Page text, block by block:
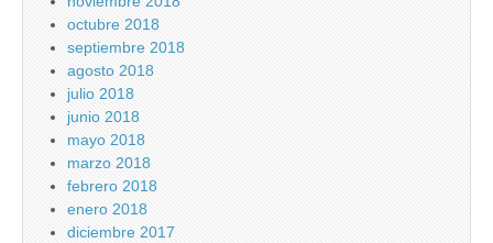
octubre 2018
septiembre 2018
agosto 2018
julio 2018
junio 2018
mayo 2018
marzo 2018
febrero 2018
enero 2018
diciembre 2017